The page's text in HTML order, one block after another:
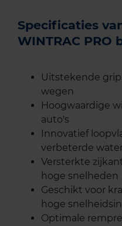
Specificaties
WINTRAC PRO
Uitstekende
wegen
Hoogwaardige
auto's
Innovatief
verbeterde
Versterkte
hoge snelheden
Geschikt voor
hoge
Optimale